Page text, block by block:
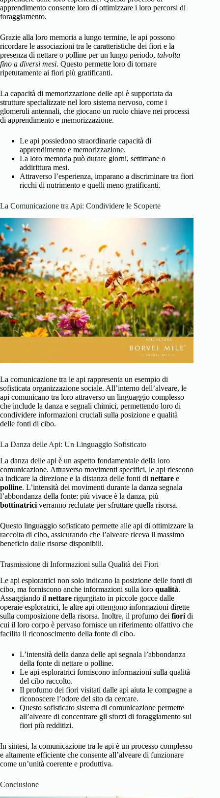
apprendimento consente loro di ottimizzare i loro percorsi di
foraggiamento.
Grazie alla loro memoria a lungo termine, le api possono
ricordare le associazioni tra le caratteristiche dei fiori e la
presenza di nettare o polline per un lungo periodo, talvolta
fino a diversi mesi. Questo permette loro di tornare
ripetutamente ai fiori più gratificanti.
La capacità di memorizzazione delle api è supportata da
strutture specializzate nel loro sistema nervoso, come i
glomeruli antennali, che giocano un ruolo chiave nei processi
di apprendimento e memorizzazione.
Le api possiedono straordinarie capacità di
apprendimento e memorizzazione.
La loro memoria può durare giorni, settimane o
addirittura mesi.
Attraverso l’esperienza, imparano a discriminare tra fiori
ricchi di nutrimento e quelli meno gratificanti.
La Comunicazione tra Api: Condividere le Scoperte
La comunicazione tra le api rappresenta un esempio di
sofisticata organizzazione sociale. All’interno dell’alveare, le
api comunicano tra loro attraverso un linguaggio complesso
che include la danza e segnali chimici, permettendo loro di
condividere informazioni cruciali sulla posizione e qualità
delle fonti di cibo.
La Danza delle Api: Un Linguaggio Sofisticato
La danza delle api è un aspetto fondamentale della loro
comunicazione. Attraverso movimenti specifici, le api riescono
a indicare la direzione e la distanza delle fonti di nettare e
polline. L’intensità dei movimenti durante la danza segnala
l’abbondanza della fonte: più vivace è la danza, più
bottinatrici verranno reclutate per sfruttare quella risorsa.
Questo linguaggio sofisticato permette alle api di ottimizzare la
raccolta di cibo, assicurando che l’alveare riceva il massimo
beneficio dalle risorse disponibili.
Trasmissione di Informazioni sulla Qualità dei Fiori
Le api esploratrici non solo indicano la posizione delle fonti di
cibo, ma forniscono anche informazioni sulla loro qualità.
Assaggiando il nettare rigurgitato in piccole gocce dalle
operaie esploratrici, le altre api ottengono informazioni dirette
sulla composizione della risorsa. Inoltre, il profumo dei fiori di
cui il loro corpo è pervaso fornisce un riferimento olfattivo che
facilita il riconoscimento della fonte di cibo.
L’intensità della danza delle api segnala l’abbondanza
della fonte di nettare o polline.
Le api esploratrici forniscono informazioni sulla qualità
del cibo raccolto.
Il profumo dei fiori visitati dalle api aiuta le compagne a
riconoscere l’odore del sito da cercare.
Questo sofisticato sistema di comunicazione permette
all’alveare di concentrare gli sforzi di foraggiamento sui
fiori più redditizi.
In sintesi, la comunicazione tra le api è un processo complesso
e altamente efficiente che consente all’alveare di funzionare
come un’unità coerente e produttiva.
Conclusione